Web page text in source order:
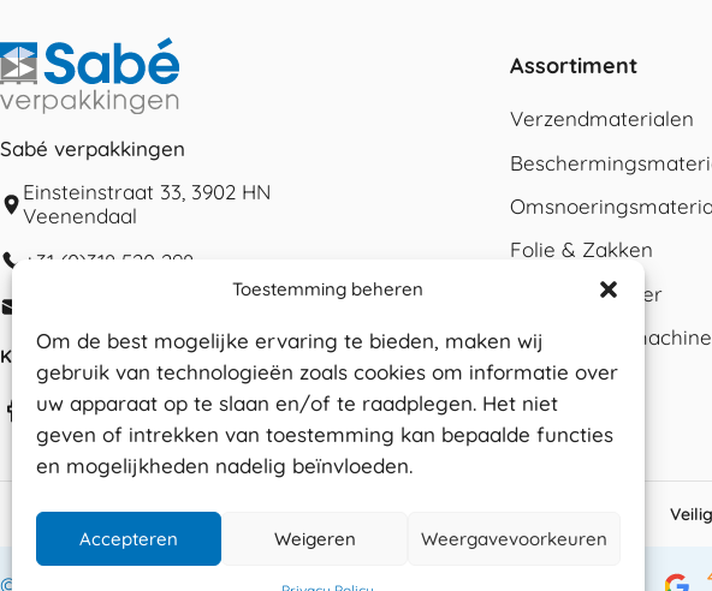
Toestemming beheren
Om de best mogelijke ervaring te bieden, maken wij
gebruik van technologieën zoals cookies om informatie over
uw apparaat op te slaan en/of te raadplegen. Het niet
geven of intrekken van toestemming kan bepaalde functies
en mogelijkheden nadelig beïnvloeden.
Accepteren Weigeren Weergavevoorkeuren
Sabé verpakkingen
Einsteinstraat 33, 3902 HN
Veenendaal
+31 (0)318 520 298
KvK nummer: 77767551
Assortiment
Verzendmaterialen
Folie & Zakken
Karton & papier